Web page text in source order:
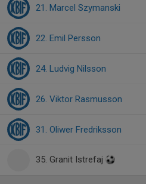
21. Marcel Szymanski
22. Emil Persson
24. Ludvig Nilsson
26. Viktor Rasmusson
31. Oliwer Fredriksson
35. Granit Istrefaj